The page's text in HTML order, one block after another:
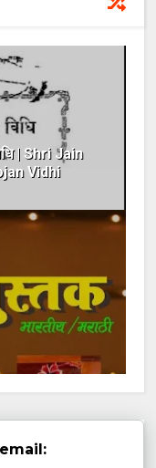
| Shri Jain
Vidhi